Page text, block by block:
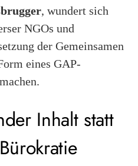
, wundert sich
NGOs und
der Gemeinsamen
eines GAP-
Inhalt statt